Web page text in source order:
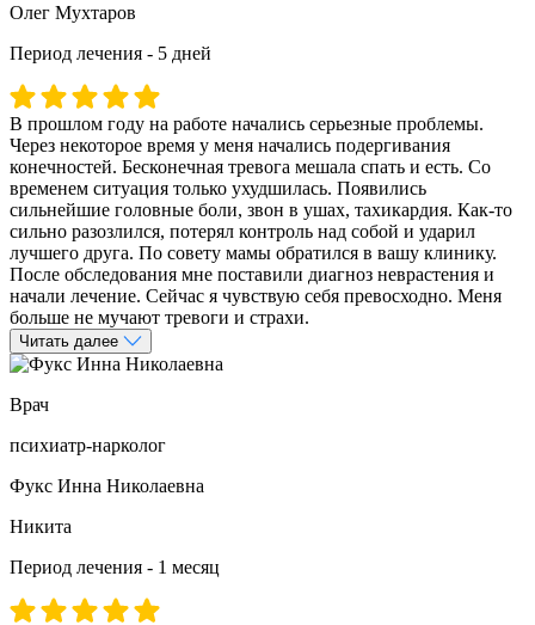
Олег Мухтаров
Период лечения - 5 дней
В прошлом году на работе начались серьезные проблемы.
Через некоторое время у меня начались подергивания
конечностей. Бесконечная тревога мешала спать и есть. Со
временем ситуация только ухудшилась. Появились
сильнейшие головные боли, звон в ушах, тахикардия. Как-то
сильно разозлился, потерял контроль над собой и ударил
лучшего друга. По совету мамы обратился в вашу клинику.
После обследования мне поставили диагноз неврастения и
начали лечение. Сейчас я чувствую себя превосходно. Меня
больше не мучают тревоги и страхи.
Читать далее
Врач
психиатр-нарколог
Фукс Инна Николаевна
Никита
Период лечения - 1 месяц